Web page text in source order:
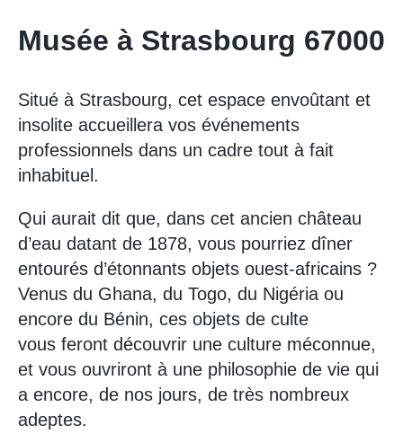
Musée à Strasbourg 67000
Situé à Strasbourg, cet espace envoûtant et
insolite accueillera vos événements
professionnels dans un cadre tout à fait
inhabituel.
Qui aurait dit que, dans cet ancien château
d’eau datant de 1878, vous pourriez dîner
entourés d’étonnants objets ouest-africains ?
Venus du Ghana, du Togo, du Nigéria ou
encore du Bénin, ces objets de culte
vous feront découvrir une culture méconnue,
et vous ouvriront à une philosophie de vie qui
a encore, de nos jours, de très nombreux
adeptes.